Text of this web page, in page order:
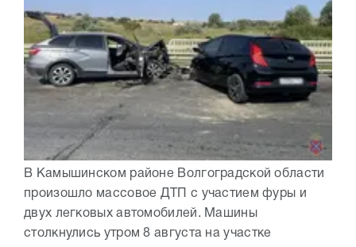
В Камышинском районе Волгоградской области
произошло массовое ДТП с участием фуры и
двух легковых автомобилей. Машины
столкнулись утром 8 августа на участке